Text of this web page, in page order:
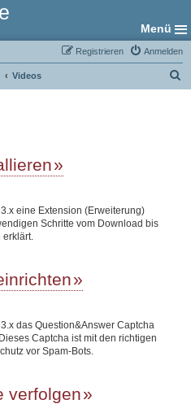
Menü
Anmelden
Registrieren
Videos
eine Extension (Erweiterung)
Schritte vom Download bis
erklärt.
das Question&Answer Captcha
Captcha ist mit den richtigen
vor Spam-Bots.
verfolgen